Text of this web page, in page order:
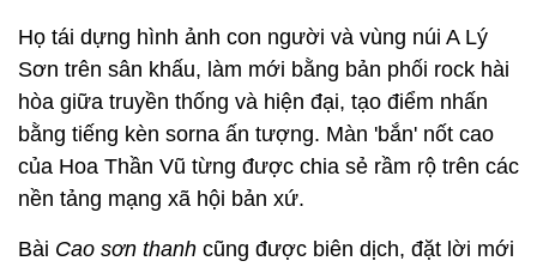
Họ tái dựng hình ảnh con người và vùng núi A Lý
Sơn trên sân khấu, làm mới bằng bản phối rock hài
hòa giữa truyền thống và hiện đại, tạo điểm nhấn
bằng tiếng kèn sorna ấn tượng. Màn 'bắn' nốt cao
của Hoa Thần Vũ từng được chia sẻ rầm rộ trên các
nền tảng mạng xã hội bản xứ.
Bài Cao sơn thanh cũng được biên dịch, đặt lời mới